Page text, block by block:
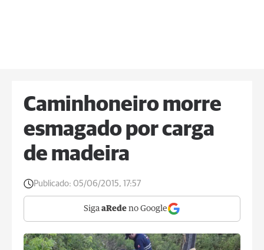
Caminhoneiro morre
esmagado por carga
de madeira
Publicado: 05/06/2015, 17:57
Siga aRede no Google